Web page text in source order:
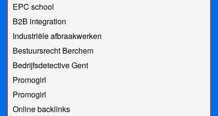
EPC school
B2B integration
Industriële afbraakwerken
Bestuursrecht Berchem
Bedrijfsdetective Gent
Promogirl
Promogirl
Online backlinks